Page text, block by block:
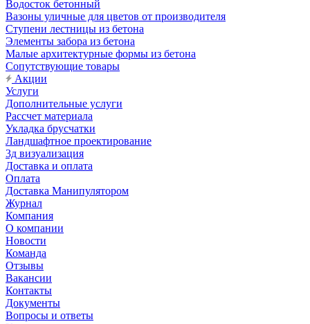
Водосток бетонный
Вазоны уличные для цветов от производителя
Ступени лестницы из бетона
Элементы забора из бетона
Малые архитектурные формы из бетона
Сопутствующие товары
Акции
Услуги
Дополнительные услуги
Рассчет материала
Укладка брусчатки
Ландшафтное проектирование
3д визуализация
Доставка и оплата
Оплата
Доставка Манипулятором
Журнал
Компания
О компании
Новости
Команда
Отзывы
Вакансии
Контакты
Документы
Вопросы и ответы